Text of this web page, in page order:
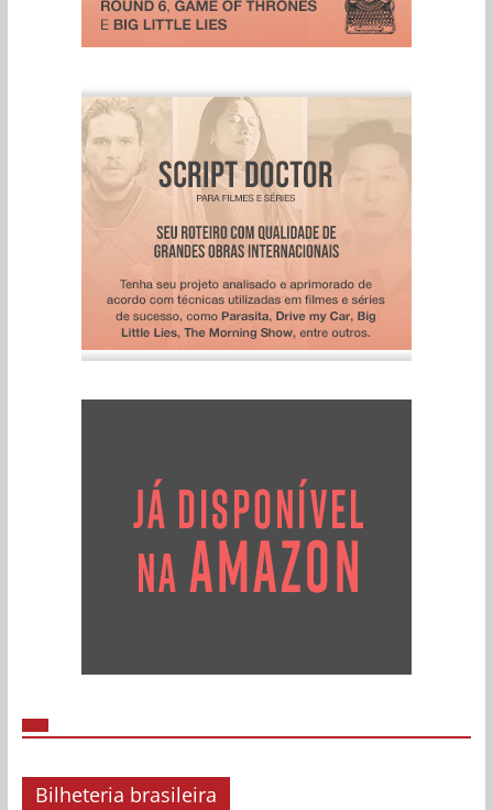
Bilheteria brasileira